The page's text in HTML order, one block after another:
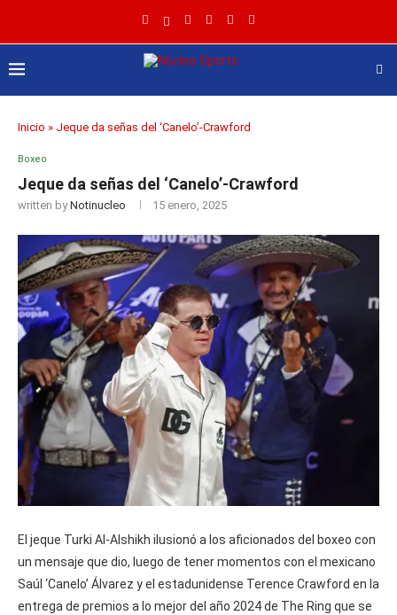
Inicio » Jeque da señas del ‘Canelo’-Crawford
Boxeo
Jeque da señas del ‘Canelo’-Crawford
written byNotinucleo 15 enero, 2025
El jeque Turki Al-Alshikh ilusionó a los aficionados del boxeo con
un mensaje que dio, luego de tener momentos con el mexicano
Saúl ‘Canelo’ Álvarez y el estadunidense Terence Crawford en la
entrega de premios a lo mejor del año 2024 de The Ring que se